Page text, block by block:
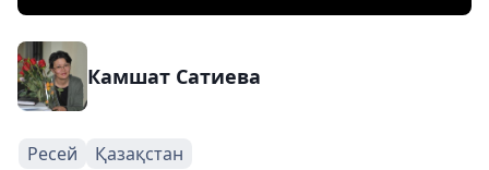
Камшат Сатиева
Ресей Қазақстан